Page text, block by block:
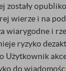
zostały
wierze i na
wiarygodne i
ryzyko
Użytkownik
do